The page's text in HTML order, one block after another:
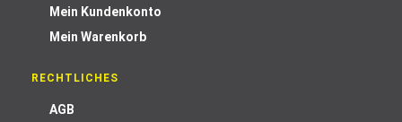
Mein Kundenkonto
Mein Warenkorb
RECHTLICHES
AGB